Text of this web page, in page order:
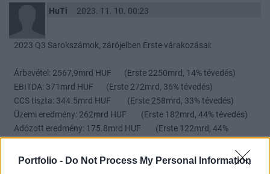
Portfolio - Do Not Process My Personal Information
HuTi 2023. 11. 10. 00:23
2023 Q3 Sarokszámok, zárójelben Erste várakozásai:
Árbevétel: 2567,9mrd HUF (Erste 2250mrd, 14% tévedés)
EBITDA: 371mrd HUF (Erste 272mrd, 36% tévedés)
CCS tiszta: 344.5mrd HUF (Erste 258mrd, 33% tévedés)
Üzemi eredmény: 262mrd HUF (Erste 182mrd, 44% tévedés)
Adózott eredmény: 175.8mrd HUF (Erste 122mrd, 44%
EPS: 238HUF